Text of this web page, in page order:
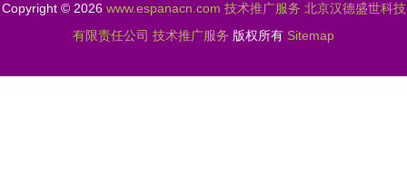
Copyright © 2026 www.espanacn.com 技术推广服务 北京汉德盛世科技
有限责任公司 技术推广服务 版权所有 Sitemap